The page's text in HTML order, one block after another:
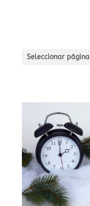
Seleccionar página